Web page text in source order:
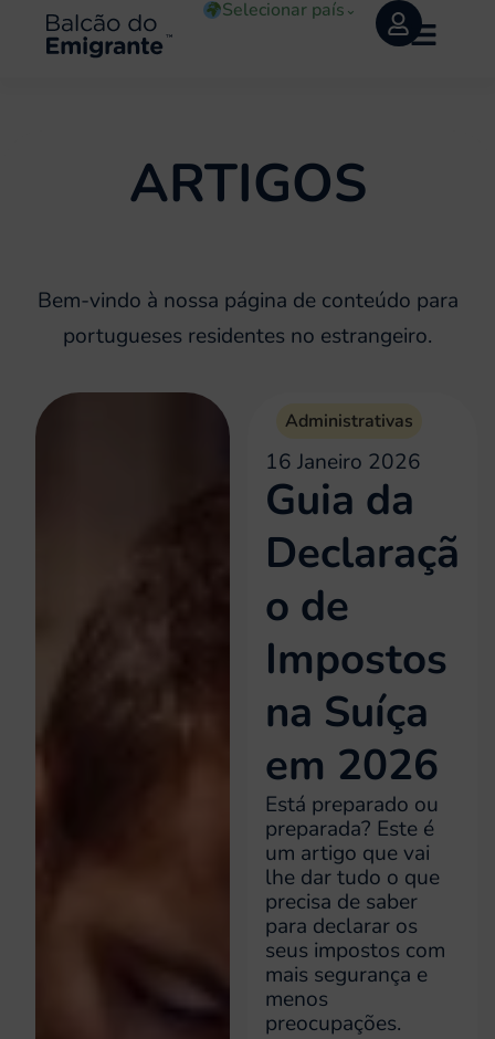
Selecionar país ⌄
ARTIGOS
Bem-vindo à nossa página de conteúdo para
portugueses residentes no estrangeiro.
Administrativas
16 Janeiro 2026
Guia da
Declaraçã
o de
Impostos
na Suíça
em 2026
Está preparado ou
preparada? Este é
um artigo que vai
lhe dar tudo o que
precisa de saber
para declarar os
seus impostos com
mais segurança e
menos
preocupações.